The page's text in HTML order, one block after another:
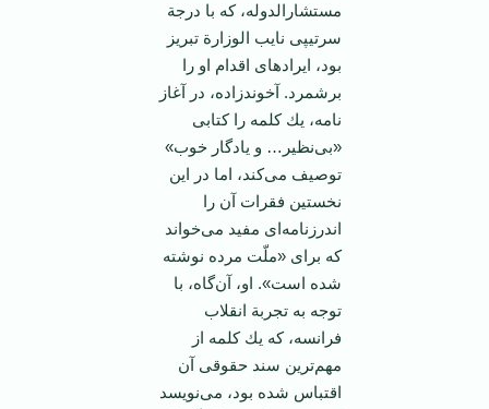
مستشارالدوله‌، كه‌ با درجة‌
سرتیپی‌ نایب‌ الوزارة‌ تبریز
بود، ایرادهای‌ اقدام‌ او را
برشمرد. آخوندزاده‌، در آغاز
نامه‌، یك‌ كلمه‌ را كتابی
‌«بی‌نظیر… و یادگار خوب‌»
توصیف‌ می‌كند، اما در این‌
نخستین‌ فقرات‌ آن‌ را
اندرزنامه‌ای‌ مفید می‌خواند
كه‌ برای‌ «ملّت‌ مرده‌ نوشته‌
شده‌ است‌». او، آن‌گاه‌، با
توجه‌ به‌ تجربة‌ انقلاب‌
فرانسه‌، كه‌ یك‌ كلمه‌ از
مهم‌ترین‌ سند حقوقی‌ آن‌
اقتباس‌ شده‌ بود، می‌نویسد